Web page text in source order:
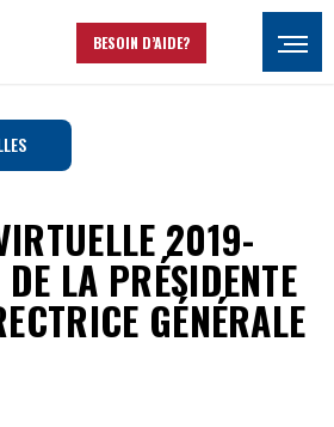
BESOIN D’AIDE?
2019-
LA PRÉSIDENTE
GÉNÉRALE